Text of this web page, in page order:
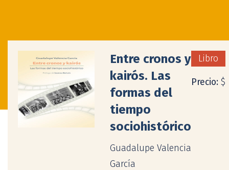
Entre cronos y
kairós. Las
formas del
tiempo
sociohistórico
Guadalupe Valencia
García
Libro
Precio: $